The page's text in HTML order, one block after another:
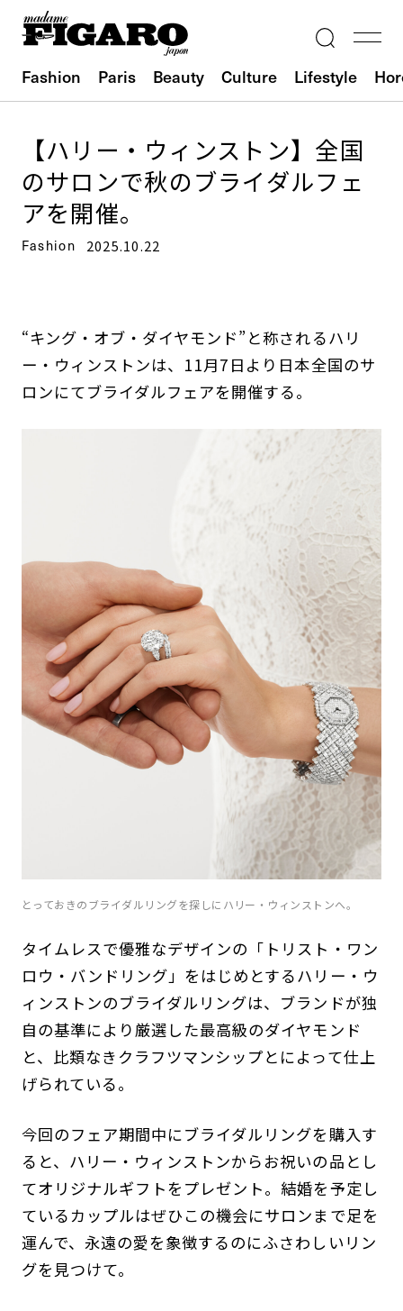
Fashion Paris Beauty Culture Lifestyle
【ハリー・ウィンストン】全国
のサロンで秋のブライダルフェ
アを開催。
Fashion 2025.10.22
“キング・オブ・ダイヤモンド”と称されるハリ
ー・ウィンストンは、11月7日より日本全国のサ
ロンにてブライダルフェアを開催する。
とっておきのブライダルリングを探しにハリー・ウィンストンへ。
タイムレスで優雅なデザインの「トリスト・ワン
ロウ・バンドリング」をはじめとするハリー・ウ
ィンストンのブライダルリングは、ブランドが独
自の基準により厳選した最高級のダイヤモンド
と、比類なきクラフツマンシップとによって仕上
げられている。
今回のフェア期間中にブライダルリングを購入す
ると、ハリー・ウィンストンからお祝いの品とし
てオリジナルギフトをプレゼント。結婚を予定し
ているカップルはぜひこの機会にサロンまで足を
運んで、永遠の愛を象徴するのにふさわしいリン
グを見つけて。